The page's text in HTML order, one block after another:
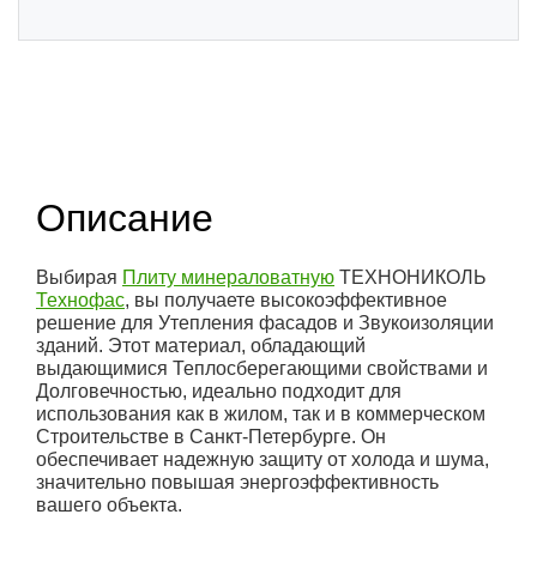
Описание
Выбирая Плиту минераловатную ТЕХНОНИКОЛЬ
Технофас, вы получаете высокоэффективное
решение для Утепления фасадов и Звукоизоляции
зданий. Этот материал, обладающий
выдающимися Теплосберегающими свойствами и
Долговечностью, идеально подходит для
использования как в жилом, так и в коммерческом
Строительстве в Санкт-Петербурге. Он
обеспечивает надежную защиту от холода и шума,
значительно повышая энергоэффективность
вашего объекта.